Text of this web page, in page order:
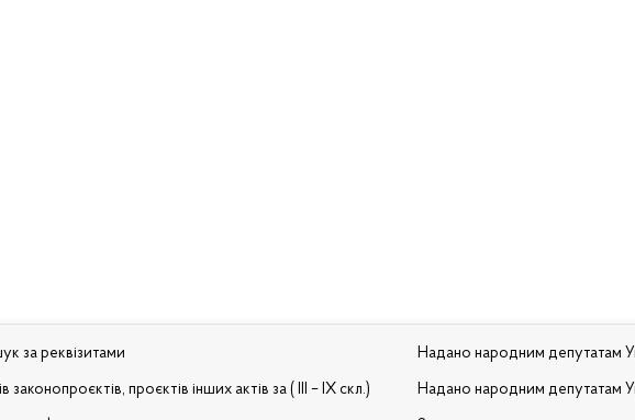
за реквізитами
законопроєктів, проєктів інших актів за ( III – IX скл.)
Надано народним депутатам
Надано народним депутатам